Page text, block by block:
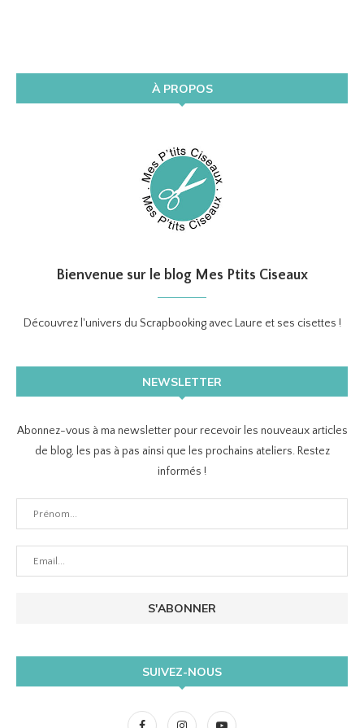
À PROPOS
Bienvenue sur le blog Mes Ptits Ciseaux
Découvrez l'univers du Scrapbooking avec Laure et ses cisettes !
NEWSLETTER
Abonnez-vous à ma newsletter pour recevoir les nouveaux articles
de blog, les pas à pas ainsi que les prochains ateliers. Restez
informés !
SUIVEZ-NOUS